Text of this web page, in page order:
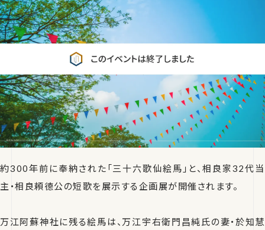
約300年前に奉納された「三十六歌仙絵馬」と、相良家32代当
主・相良頼德公の短歌を展示する企画展が開催されます。
万江阿蘇神社に残る絵馬は、万江宇右衛門昌純氏の妻・於知慧